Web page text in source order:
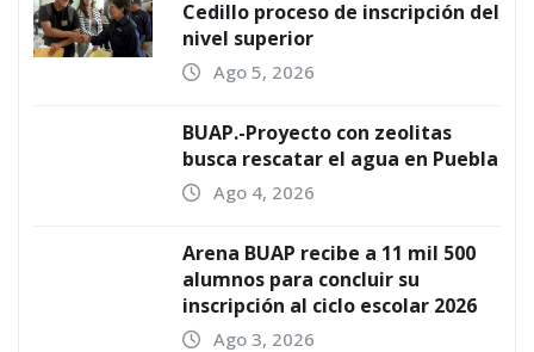
Cedillo proceso de inscripción del
nivel superior
Ago 5, 2026
BUAP.-Proyecto con zeolitas
busca rescatar el agua en Puebla
Ago 4, 2026
Arena BUAP recibe a 11 mil 500
alumnos para concluir su
inscripción al ciclo escolar 2026
Ago 3, 2026